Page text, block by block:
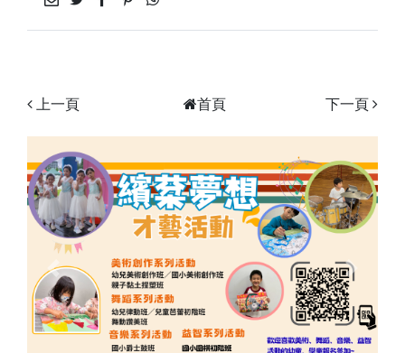
上一頁 下一頁
首頁
Previous Next